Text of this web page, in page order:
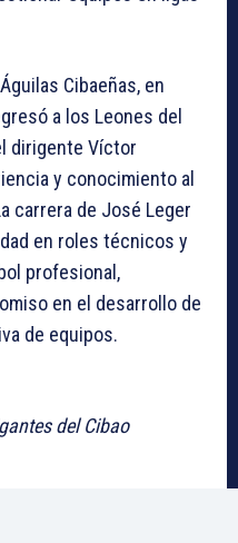
Cibaeñas, en
a los Leones del
dirigente Víctor
y conocimiento al
carrera de José Leger
en roles técnicos y
profesional,
en el desarrollo de
de equipos.
del Cibao